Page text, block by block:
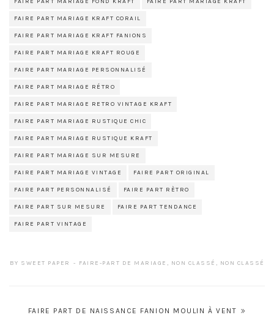
FAIRE PART MARIAGE KRAFT CORAIL
FAIRE PART MARIAGE KRAFT FANIONS
FAIRE PART MARIAGE KRAFT ROUGE
FAIRE PART MARIAGE PERSONNALISÉ
FAIRE PART MARIAGE RÉTRO
FAIRE PART MARIAGE RETRO VINTAGE KRAFT
FAIRE PART MARIAGE RUSTIQUE CHIC
FAIRE PART MARIAGE RUSTIQUE KRAFT
FAIRE PART MARIAGE SUR MESURE
FAIRE PART MARIAGE VINTAGE FAIRE PART ORIGINAL
FAIRE PART PERSONNALISÉ FAIRE PART RÈTRO
FAIRE PART SUR MESURE FAIRE PART TENDANCE
FAIRE PART VINTAGE
BY SWEET PAPER FAIRE-PART DE MARIAGE , NON CLASSÉ , NON CLASSÉ
Navigation
FAIRE PART DE NAISSANCE FANION MOULIN À VENT